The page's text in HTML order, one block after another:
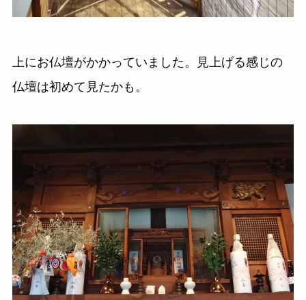
上にお仏壇がかかっていました。見上げる感じの
仏壇は初めて見たかも。